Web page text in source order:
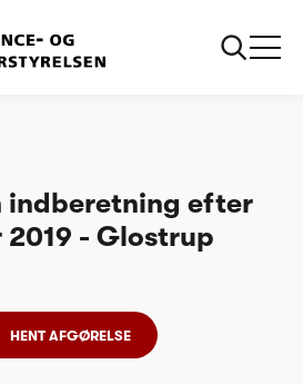
indberetning efter
- Glostrup
HENT AFGØRELSE